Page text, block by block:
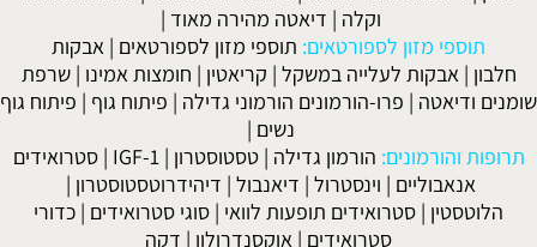
וקלה | דיאטה מהירה מאוד |
תוספי מזון לספורטאים: תוספי מזון לספורטאים | אבקות
חלבון | אבקות לעלייה במשקל | קריאטין | חומצות אמינו |שרפת
שומנים ודיאטה | פרו-הורמונים הורמוני גדילה | פיתוח גוף | פיתוח גוף
נשים |
תרופות והורמונים: הורמון גדילה |טסטוסטרון |
IGF-1
|סטרואידים
אנאבוליים | וינסטרול | דיאנבול | דיהידרוטסטוסטרון |
הלוטסטין | סטרואידים תופעות לוואי | סוגי סטרואידים | כדורי
סטרואידים | אוקסנדרולון | דקה